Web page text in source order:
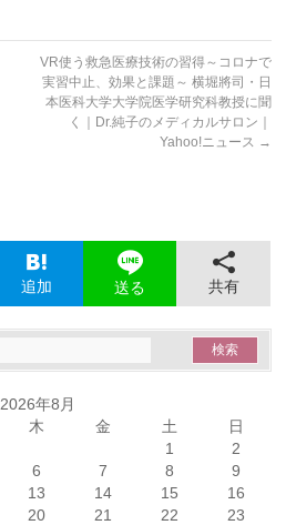
VR使う救急医療技術の習得～コロナで
実習中止、効果と課題～ 横堀將司・日
本医科大学大学院医学研究科教授に聞
く｜Dr.純子のメディカルサロン｜
Yahoo!ニュース →
追加 送る 共有
2026年8月
木 金 土 日
1
2
6 7 8
9
13 14 15
16
20 21 22
23